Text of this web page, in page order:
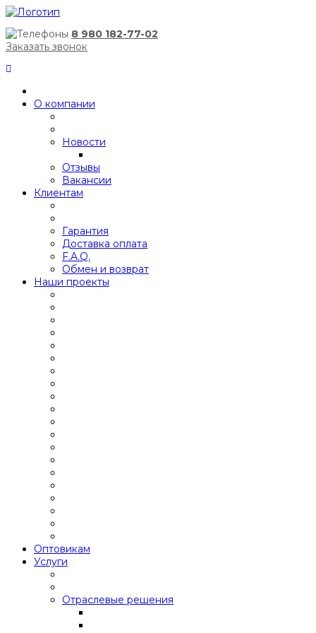
8 980 182-77-02
Заказать звонок
О компании
Новости
Отзывы
Вакансии
Клиентам
Гарантия
Доставка оплата
F.A.Q.
Обмен и возврат
Наши проекты
Оптовикам
Услуги
Отраслевые решения